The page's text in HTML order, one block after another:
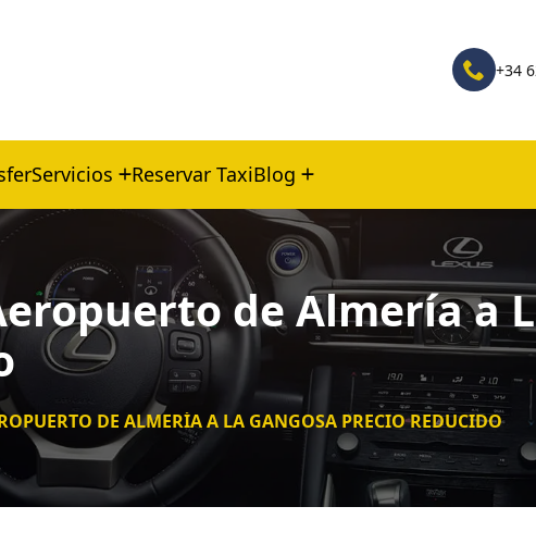
+34
Servicios Reservar TaxiBlog
de Almería a
DE ALMERÍA A LA GANGOSA PRECIO REDUCIDO